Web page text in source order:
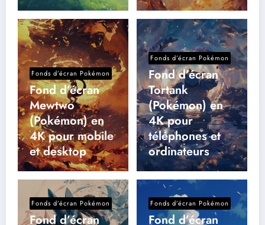
Fonds d’écran Pokémon
Fond d’écran
Mewtwo
(Pokémon) en
4K pour mobile
et desktop
Fonds d’écran Pokémon
Fond d’écran
Tortank
(Pokémon) en
4K pour
téléphones et
ordinateurs
Fonds d’écran Pokémon
Fond d’écran
Fonds d’écran Pokémon
Fond d’écran